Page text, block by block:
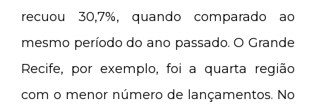
recuou 30,7%, quando comparado ao
mesmo período do ano passado. O Grande
Recife, por exemplo, foi a quarta região
com o menor número de lançamentos. No